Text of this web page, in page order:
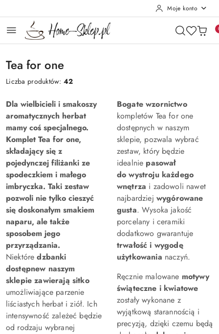
Moje konto
Tea for one
Liczba produktów:42
Dla wielbicieli i smakoszy
aromatycznych herbat
mamy coś specjalnego.
Komplet Tea for one,
składający się z
pojedynczej filiżanki ze
spodeczkiem i małego
imbryczka. Taki zestaw
pozwoli nie tylko cieszyć
się doskonałym smakiem
naparu, ale także
sposobem jego
przyrządzania.
Niektóredzbanki
dostępnew naszym
sklepiezawierają sitko
umożliwiające parzenie
liściastych herbat i ziół. Ich
intensywność zależeć będzie
od rodzaju wybranej
Bogate wzornictwo
kompletów Tea for one
dostępnych w naszym
sklepie, pozwala wybrać
zestaw, który będzie
idealnie pasował
do wystroju każdego
wnętrza i zadowoli nawet
najbardziej wygórowane
gusta. Wysoka jakość
porcelany i ceramiki
dodatkowo gwarantuje
trwałość i wygodę
użytkowania naczyń.
Ręcznie malowane motywy
świąteczne i kwiatowe
zostały wykonane z
wyjątkową starannością i
precyzją, dzięki czemu będą